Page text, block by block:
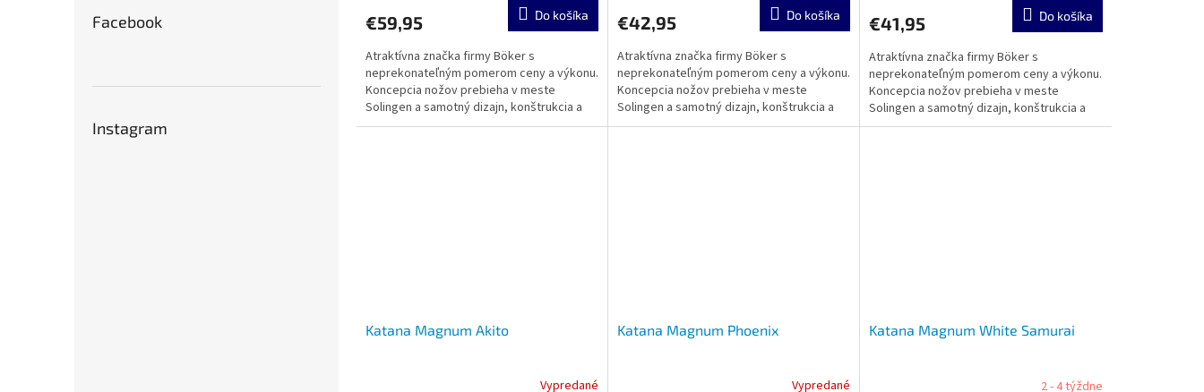
Facebook
Instagram
€59,95 Do košíka
Atraktívna značka firmy Böker s
neprekonateľným pomerom ceny a výkonu.
Koncepcia nožov prebieha v meste
Solingen a samotný dizajn, konštrukcia a
výroba sa realizuje v zámorí....
€42,95 Do košíka
Atraktívna značka firmy Böker s
neprekonateľným pomerom ceny a výkonu.
Koncepcia nožov prebieha v meste
Solingen a samotný dizajn, konštrukcia a
výroba sa realizuje v zámorí....
€41,95 Do košíka
Atraktívna značka firmy Böker s
neprekonateľným pomerom ceny a výkonu.
Koncepcia nožov prebieha v meste
Solingen a samotný dizajn, konštrukcia a
výroba sa realizuje v zámorí....
Katana Magnum Akito
Vypredané
Katana Magnum Phoenix
Vypredané
Katana Magnum White Samurai
2 - 4 týždne